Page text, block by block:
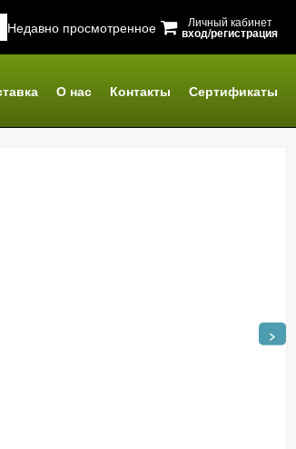
Недавно просмотренное Личный кабинет
вход/регистрация
О нас Контакты Сертификаты
>